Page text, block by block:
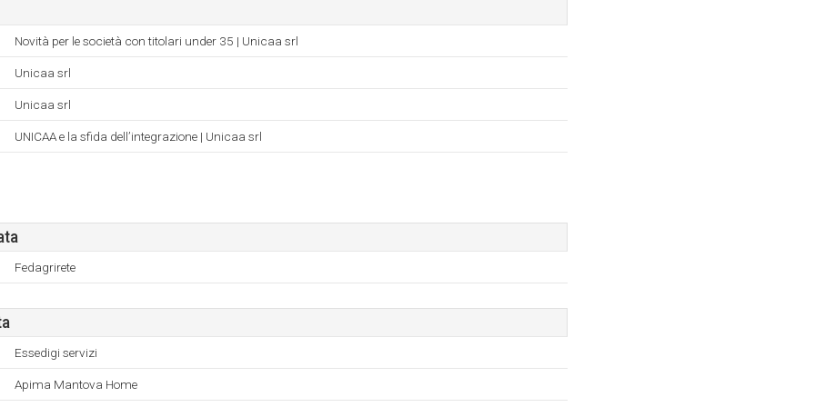
Novità per le società con titolari under 35 | Unicaa srl
Unicaa srl
Unicaa srl
UNICAA e la sfida dell’integrazione | Unicaa srl
Fedagrirete
Essedigi servizi
Apima Mantova Home